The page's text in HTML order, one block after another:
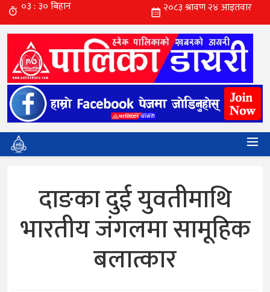
दाङका दुई युवतीमाथि
भारतीय जंगलमा सामूहिक
बलात्कार